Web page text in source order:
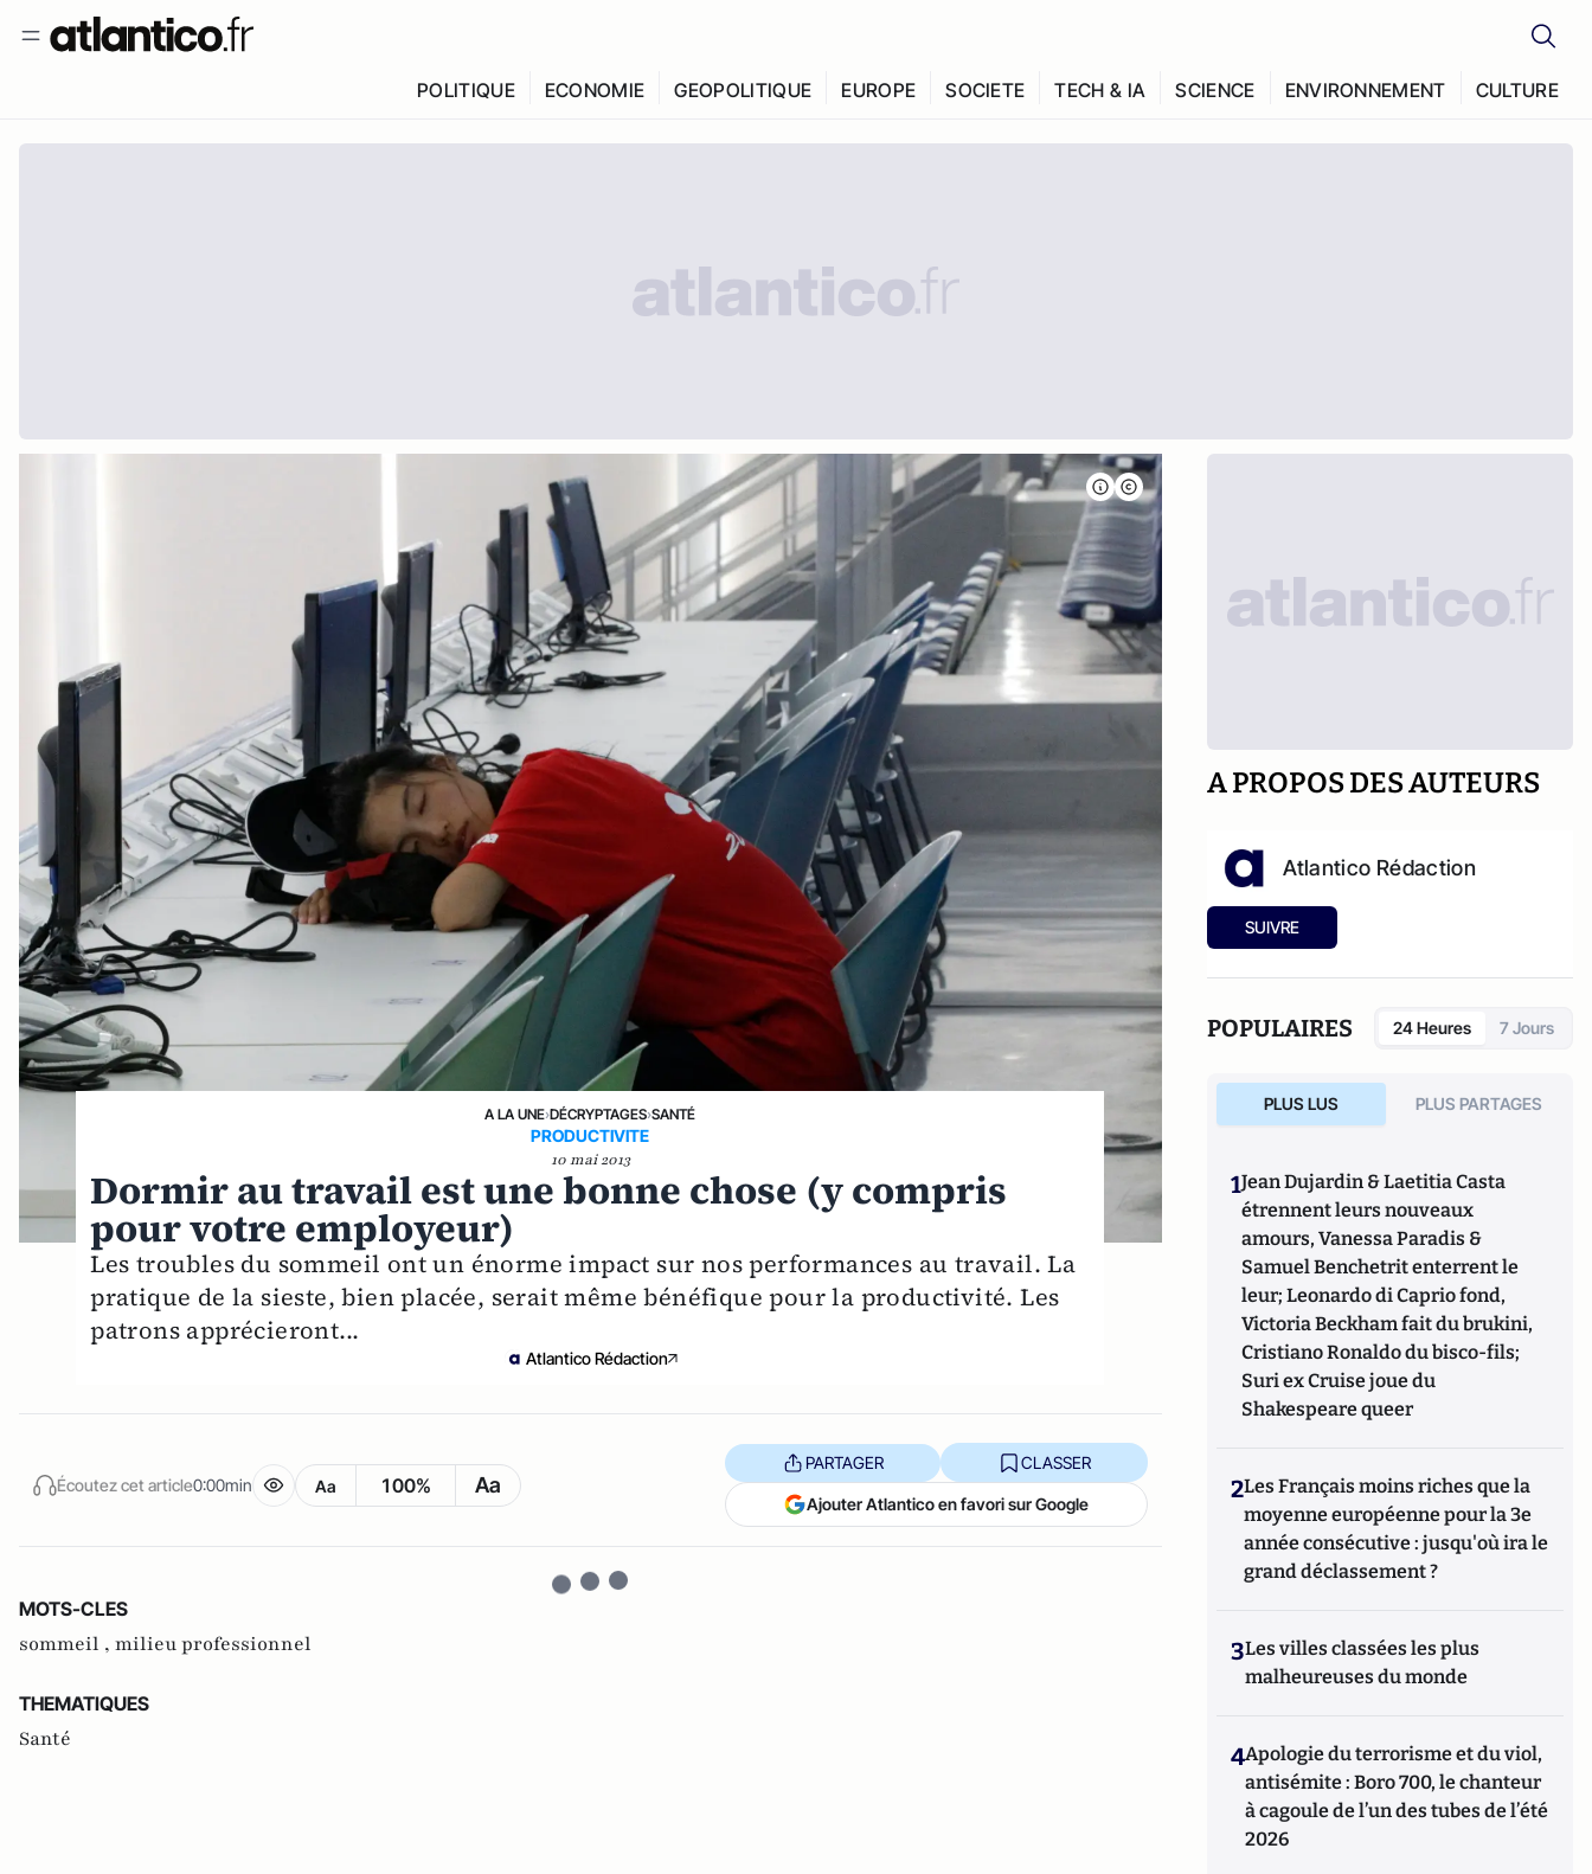
POLITIQUE ECONOMIE GEOPOLITIQUE EUROPE SOCIETE TECH & IA SCIENCE ENVIRONNEMENT CULTURE
A LA UNE›DÉCRYPTAGES›SANTÉ
PRODUCTIVITE
10 mai 2013
Dormir au travail est une bonne chose (y compris
pour votre employeur)
Les troubles du sommeil ont un énorme impact sur nos performances au travail. La
pratique de la sieste, bien placée, serait même bénéfique pour la productivité. Les
patrons apprécieront...
Atlantico Rédaction
Écoutez cet article0:00min Aa 100% Aa
PARTAGER CLASSER
Ajouter Atlantico en favori sur Google
MOTS-CLES
sommeil , milieu professionnel
THEMATIQUES
Santé
A PROPOS DES AUTEURS
Atlantico Rédaction
SUIVRE
POPULAIRES 24 Heures 7 Jours
PLUS LUS PLUS PARTAGES
1Jean Dujardin & Laetitia Casta
étrennent leurs nouveaux
amours, Vanessa Paradis &
Samuel Benchetrit enterrent le
leur; Leonardo di Caprio fond,
Victoria Beckham fait du brukini,
Cristiano Ronaldo du bisco-fils;
Suri ex Cruise joue du
Shakespeare queer
2Les Français moins riches que la
moyenne européenne pour la 3e
année consécutive : jusqu'où ira le
grand déclassement ?
3Les villes classées les plus
malheureuses du monde
4Apologie du terrorisme et du viol,
antisémite : Boro 700, le chanteur
à cagoule de l’un des tubes de l’été
2026